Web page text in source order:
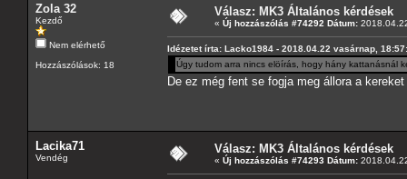
Zola 32
Kezdő
Nem elérhető
Hozzászólások: 18
Válasz: MK3 Általános kérdések
« Új hozzászólás #74292 Dátum:
Idézetet írta: Lacko1984 - 2018.04.22 vasárnap,
Úgy tudom arra nincs elöírás, hogy hány kattanásnál
De ez még fent se fogja meg állora a kereket
Lacika71
Vendég
Válasz: MK3 Általános kérdések
« Új hozzászólás #74293 Dátum: